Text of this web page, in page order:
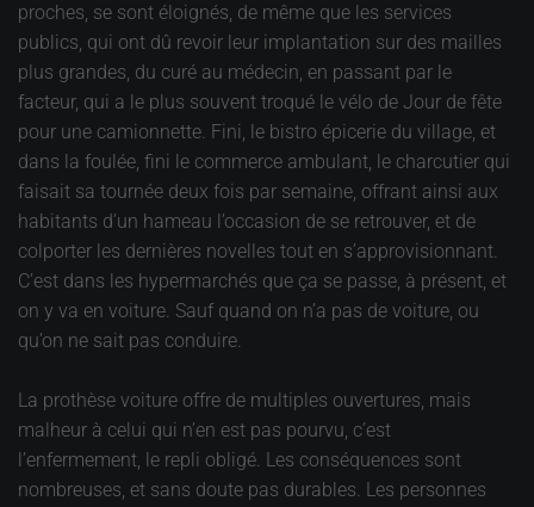
proches, se sont éloignés, de même que les services
publics, qui ont dû revoir leur implantation sur des mailles
plus grandes, du curé au médecin, en passant par le
facteur, qui a le plus souvent troqué le vélo de Jour de fête
pour une camionnette. Fini, le bistro épicerie du village, et
dans la foulée, fini le commerce ambulant, le charcutier qui
faisait sa tournée deux fois par semaine, offrant ainsi aux
habitants d’un hameau l’occasion de se retrouver, et de
colporter les dernières novelles tout en s’approvisionnant.
C’est dans les hypermarchés que ça se passe, à présent, et
on y va en voiture. Sauf quand on n’a pas de voiture, ou
qu’on ne sait pas conduire.
La prothèse voiture offre de multiples ouvertures, mais
malheur à celui qui n’en est pas pourvu, c’est
l’enfermement, le repli obligé. Les conséquences sont
nombreuses, et sans doute pas durables. Les personnes